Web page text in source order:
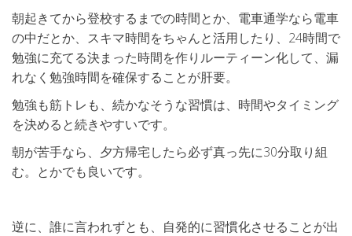
朝起きてから登校するまでの時間とか、電車通学なら電車
の中だとか、スキマ時間をちゃんと活用したり、24時間で
勉強に充てる決まった時間を作りルーティーン化して、漏
れなく勉強時間を確保することが肝要。
勉強も筋トレも、続かなそうな習慣は、時間やタイミング
を決めると続きやすいです。
朝が苦手なら、夕方帰宅したら必ず真っ先に30分取り組
む。とかでも良いです。
逆に、誰に言われずとも、自発的に習慣化させることが出